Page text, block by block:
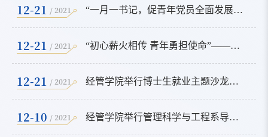
12-21 / 2021 “一月一书记，促青年党员全面发展”经济管理学院举办SY2008（一）党支部与BY2108党支部羽毛球友谊赛
12-21 / 2021 “初心薪火相传 青年勇担使命”——经管学院组织博士生党员参观北大红楼
12-21 / 2021 经管学院举行博士生就业主题沙龙暨博士生党支部主题党日活动
12-10 / 2021 经管学院举行管理科学与工程系导师与研究生辅导员联席会